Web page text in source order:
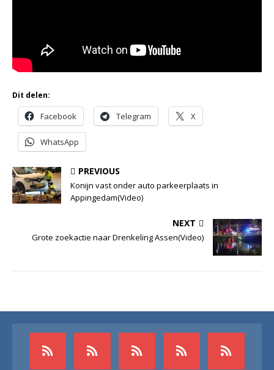
Dit delen:
Facebook Telegram X
WhatsApp
PREVIOUS
Konijn vast onder auto parkeerplaats in
Appingedam(Video)
NEXT
Grote zoekactie naar Drenkeling Assen(Video)